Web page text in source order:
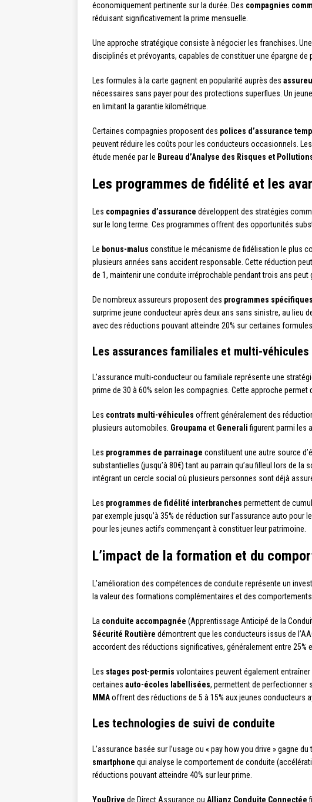
économiquement pertinente sur la durée. Des compagnies
réduisant significativement la prime mensuelle.
Une approche stratégique consiste à négocier les franchises.
disciplinés et prévoyants, capables de constituer une épargne
Les formules à la carte gagnent en popularité auprès des
nécessaires sans payer pour des protections superflues. Un
en limitant la garantie kilométrique.
Certaines compagnies proposent des polices d’assurance
peuvent réduire les coûts pour les conducteurs occasionnels.
étude menée par le Bureau d’Analyse des Risques et
Les programmes de fidélité et les
Les compagnies d’assurance développent des stratégies
sur le long terme. Ces programmes offrent des opportunités
Le bonus-malus constitue le mécanisme de fidélisation le plus
plusieurs années sans accident responsable. Cette réduction
de 1, maintenir une conduite irréprochable pendant trois ans
De nombreux assureurs proposent des programmes
surprime jeune conducteur après deux ans sans sinistre, au lieu
avec des réductions pouvant atteindre 20% sur certaines formules.
Les assurances familiales et multi-véhicules
L’assurance multi-conducteur ou familiale représente une
prime de 30 à 60% selon les compagnies. Cette approche
Les contrats multi-véhicules offrent généralement des
plusieurs automobiles. Groupama et Generalifigurent parmi les
Les programmes de parrainage constituent une autre source
substantielles (jusqu’à 80€) tant au parrain qu’au filleul lors de
intégrant un cercle social où plusieurs personnes sont déjà
Les programmes de fidélité interbranches permettent de
par exemple jusqu’à 35% de réduction sur l’assurance auto
pour les jeunes actifs commençant à constituer leur patrimoine.
L’impact de la formation et du
L’amélioration des compétences de conduite représente un
la valeur des formations complémentaires et des
La conduite accompagnée (Apprentissage Anticipé de la
Sécurité Routière démontrent que les conducteurs issus de
accordent des réductions significatives, généralement entre 25%
Les stages post-permis volontaires peuvent également
certaines auto-écoles labellisées, permettent de perfectionner
MMAoffrent des réductions de 5 à 15% aux jeunes conducteurs
Les technologies de suivi de conduite
L’assurance basée sur l’usage ou « pay how you drive » gagne
smartphone qui analyse le comportement de conduite
réductions pouvant atteindre 40% sur leur prime.
YouDrive de Direct Assurance ou Allianz Conduite Connectée